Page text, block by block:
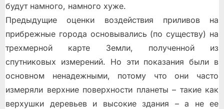
будут намного, намного хуже.
Предыдущие оценки воздействия приливов на
прибрежные города основывались (по существу) на
трехмерной карте Земли, полученной из
спутниковых измерений. Но эти показания были в
основном ненадежными, потому что они часто
измеряли верхние поверхности планеты – такие как
верхушки деревьев и высокие здания – а не ее